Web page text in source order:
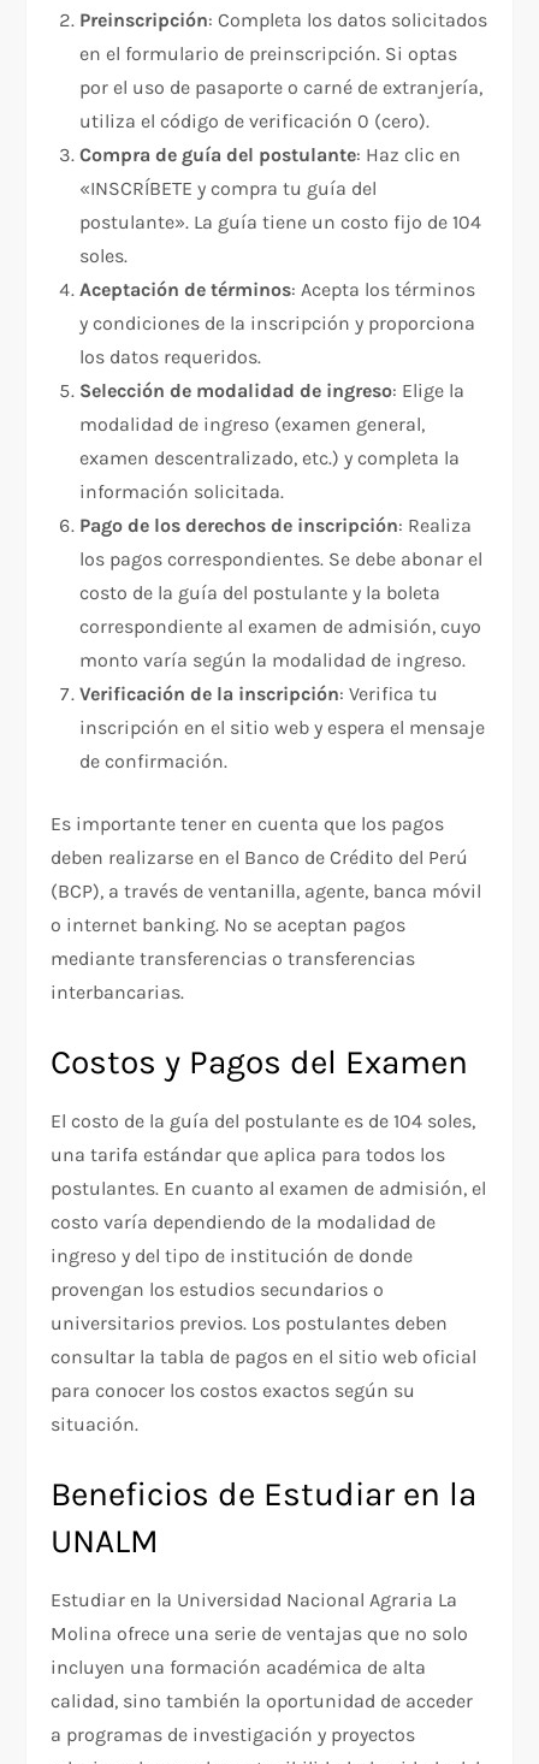
Preinscripción: Completa los datos solicitados
en el formulario de preinscripción. Si optas
por el uso de pasaporte o carné de extranjería,
utiliza el código de verificación 0 (cero).
Compra de guía del postulante: Haz clic en
«INSCRÍBETE y compra tu guía del
postulante». La guía tiene un costo fijo de 104
soles.
Aceptación de términos: Acepta los términos
y condiciones de la inscripción y proporciona
los datos requeridos.
Selección de modalidad de ingreso: Elige la
modalidad de ingreso (examen general,
examen descentralizado, etc.) y completa la
información solicitada.
Pago de los derechos de inscripción: Realiza
los pagos correspondientes. Se debe abonar el
costo de la guía del postulante y la boleta
correspondiente al examen de admisión, cuyo
monto varía según la modalidad de ingreso.
Verificación de la inscripción: Verifica tu
inscripción en el sitio web y espera el mensaje
de confirmación.
Es importante tener en cuenta que los pagos
deben realizarse en el Banco de Crédito del Perú
(BCP), a través de ventanilla, agente, banca móvil
o internet banking. No se aceptan pagos
mediante transferencias o transferencias
interbancarias.
Costos y Pagos del Examen
El costo de la guía del postulante es de 104 soles,
una tarifa estándar que aplica para todos los
postulantes. En cuanto al examen de admisión, el
costo varía dependiendo de la modalidad de
ingreso y del tipo de institución de donde
provengan los estudios secundarios o
universitarios previos. Los postulantes deben
consultar la tabla de pagos en el sitio web oficial
para conocer los costos exactos según su
situación.
Beneficios de Estudiar en la
UNALM
Estudiar en la Universidad Nacional Agraria La
Molina ofrece una serie de ventajas que no solo
incluyen una formación académica de alta
calidad, sino también la oportunidad de acceder
a programas de investigación y proyectos